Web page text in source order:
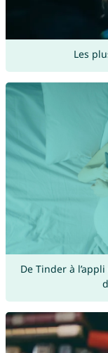
Les
De Tinder à